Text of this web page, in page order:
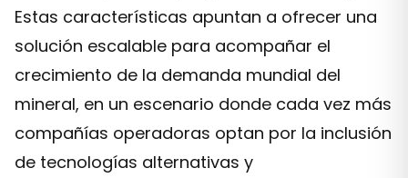
Estas características apuntan a ofrecer una
solución escalable para acompañar el
crecimiento de la demanda mundial del
mineral, en un escenario donde cada vez más
compañías operadoras optan por la inclusión
de tecnologías alternativas y